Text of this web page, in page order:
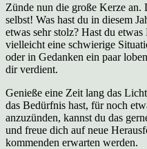
Zünde nun die große Kerze
selbst! Was hast du in diesem
etwas sehr stolz? Hast du
vielleicht eine schwierige
oder in Gedanken ein paar
dir verdient.
Genieße eine Zeit lang das
das Bedürfnis hast, für noch
anzuzünden, kannst du das
und freue dich auf neue
kommenden erwarten werden.